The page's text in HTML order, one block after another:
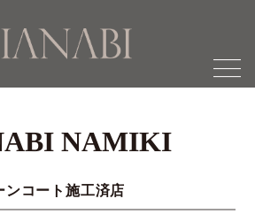
menu
NAMIKI
コート施工済店